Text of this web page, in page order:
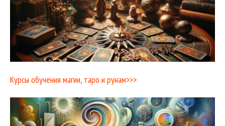
Курсы обучения магии, таро и рунам>>>